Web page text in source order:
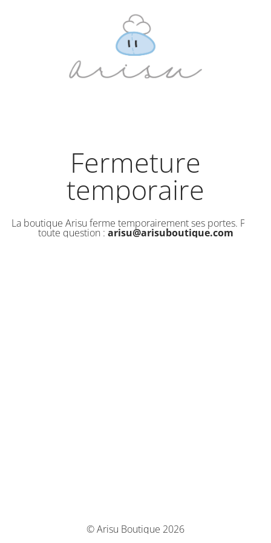
Fermeture
temporaire
La boutique Arisu ferme temporairement ses portes. Pour
toute question : arisu@arisuboutique.com
© Arisu Boutique 2026